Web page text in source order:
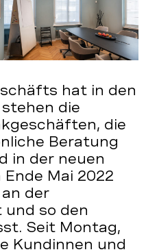
hat in den
die
die
Beratung
in der neuen
Mai 2022
der
so den
Seit Montag,
Kundinnen und